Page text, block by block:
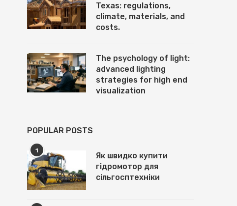
Texas: regulations,
climate, materials, and
costs.
The psychology of light:
advanced lighting
strategies for high end
visualization
POPULAR POSTS
1
Як швидко купити
гідромотор для
сільгосптехніки